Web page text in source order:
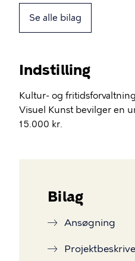
Se alle bilag
Indstilling
Kultur- og
Visuel Kunst bevilger en
15.000 kr.
Bilag
Ansøgning